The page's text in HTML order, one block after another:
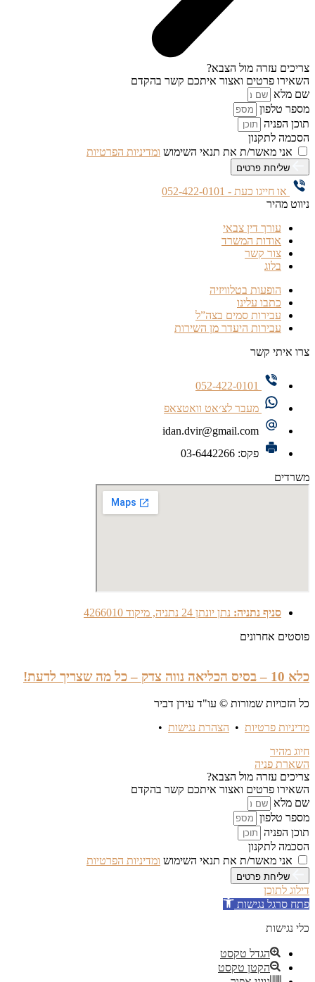
צריכים עזרה מול הצבא?
השאירו פרטים ואצור איתכם קשר בהקדם
שם מלא
מספר טלפון
תוכן הפניה
הסכמה לתקנון
אני מאשר/ת את תנאי השימוש ומדיניות הפרטיות
שליחת פרטים
או חייגו כעת - 052-422-0101
ניווט מהיר
עורך דין צבאי
אודות המשרד
צור קשר
בלוג
הופעות בטלוויזיה
כתבו עלינו
עבירות סמים בצה”ל
עבירות היעדר מן השירות
צרו איתי קשר
052-422-0101
מעבר לצ׳אט וואטצאפ
idan.dvir@gmail.com
פקס: 03-6442266
משרדים
סניף נתניה: נתן יונתן 24 נתניה, מיקוד 4266010
פוסטים אחרונים
כלא 10 – בסיס הכליאה נווה צדק – כל מה שצריך לדעת!
כל הזכויות שמורות © עו"ד עידן דביר
מדיניות פרטיות • הצהרת נגישות •
חיוג מהיר
השארת פניה
צריכים עזרה מול הצבא?
השאירו פרטים ואצור איתכם קשר בהקדם
שם מלא
מספר טלפון
תוכן הפניה
הסכמה לתקנון
אני מאשר/ת את תנאי השימוש ומדיניות הפרטיות
שליחת פרטים
דילוג לתוכן
פתח סרגל נגישות
כלי נגישות
הגדל טקסט
הקטן טקסט